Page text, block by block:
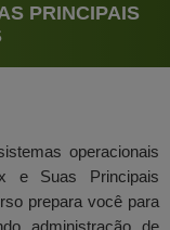
PRINCIPAIS
operacionais
e Suas Principais
prepara você para
administração de